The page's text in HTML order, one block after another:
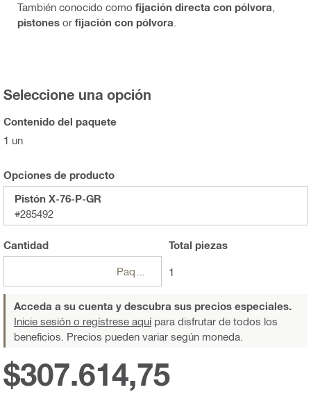
También conocido como fijación directa con pólvora
pistones or fijación con pólvora
Seleccione una opción
Contenido del paquete
1 un
Opciones de producto
Pistón X-76-P-GR
#285492
Cantidad Total piezas
1
Acceda a su cuenta y descubra sus precios especiales.
Inicie sesión o regístrese aquípara disfrutar de todos los
beneficios. Precios pueden variar según moneda.
$307.614,75